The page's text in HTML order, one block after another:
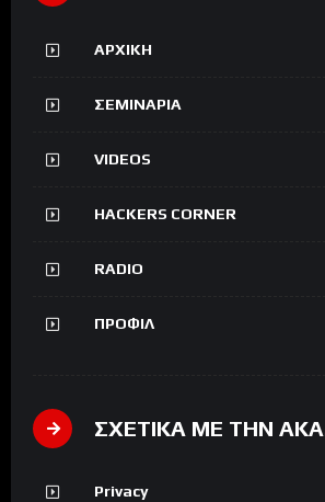
ΑΡΧΙΚΗ
ΣΕΜΙΝΑΡΙΑ
VIDEOS
HACKERS CORNER
RADIO
ΠΡΟΦΙΛ
ΣΧΕΤΙΚΑ ΜΕ ΤΗΝ
Privacy